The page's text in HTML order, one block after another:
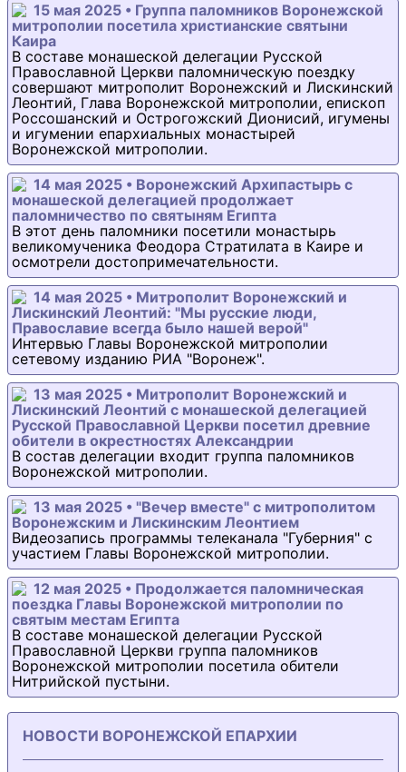
15 мая 2025 • Группа паломников Воронежской
митрополии посетила христианские святыни
Каира
В составе монашеской делегации Русской
Православной Церкви паломническую поездку
совершают митрополит Воронежский и Лискинский
Леонтий, Глава Воронежской митрополии, епископ
Россошанский и Острогожский Дионисий, игумены
и игумении епархиальных монастырей
Воронежской митрополии.
14 мая 2025 • Воронежский Архипастырь с
монашеской делегацией продолжает
паломничество по святыням Египта
В этот день паломники посетили монастырь
великомученика Феодора Стратилата в Каире и
осмотрели достопримечательности.
14 мая 2025 • Митрополит Воронежский и
Лискинский Леонтий: "Мы русские люди,
Православие всегда было нашей верой"
Интервью Главы Воронежской митрополии
сетевому изданию РИА "Воронеж".
13 мая 2025 • Митрополит Воронежский и
Лискинский Леонтий с монашеской делегацией
Русской Православной Церкви посетил древние
обители в окрестностях Александрии
В состав делегации входит группа паломников
Воронежской митрополии.
13 мая 2025 • "Вечер вместе" с митрополитом
Воронежским и Лискинским Леонтием
Видеозапись программы телеканала "Губерния" с
участием Главы Воронежской митрополии.
12 мая 2025 • Продолжается паломническая
поездка Главы Воронежской митрополии по
святым местам Египта
В составе монашеской делегации Русской
Православной Церкви группа паломников
Воронежской митрополии посетила обители
Нитрийской пустыни.
НОВОСТИ ВОРОНЕЖСКОЙ ЕПАРХИИ